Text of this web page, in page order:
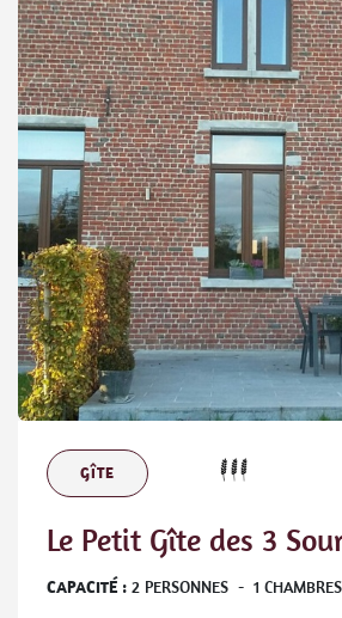
GÎTE
Le Petit Gîte des 3
CAPACITÉ : 2 PERSONNES - 1 CHAMBRES